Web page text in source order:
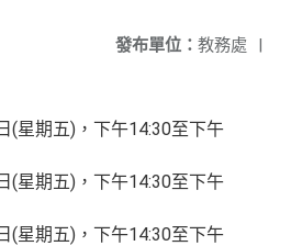
發布單位： 教務處 |
(星期五)，下午14:30至下午
(星期五)，下午14:30至下午
(星期五)，下午14:30至下午